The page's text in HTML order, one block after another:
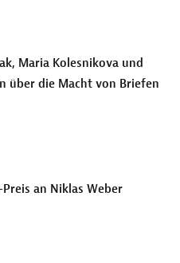
Maria Kolesnikova und
über die Macht von Briefen
an Niklas Weber